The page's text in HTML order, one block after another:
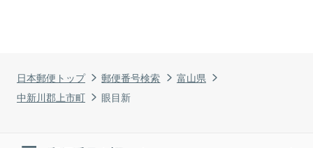
日本郵便トップ 郵便番号検索
富山県
中新川郡上市町
眼目新